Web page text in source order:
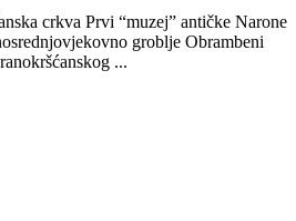
crkva Prvi “muzej” antičke Narone
groblje Obrambeni
...